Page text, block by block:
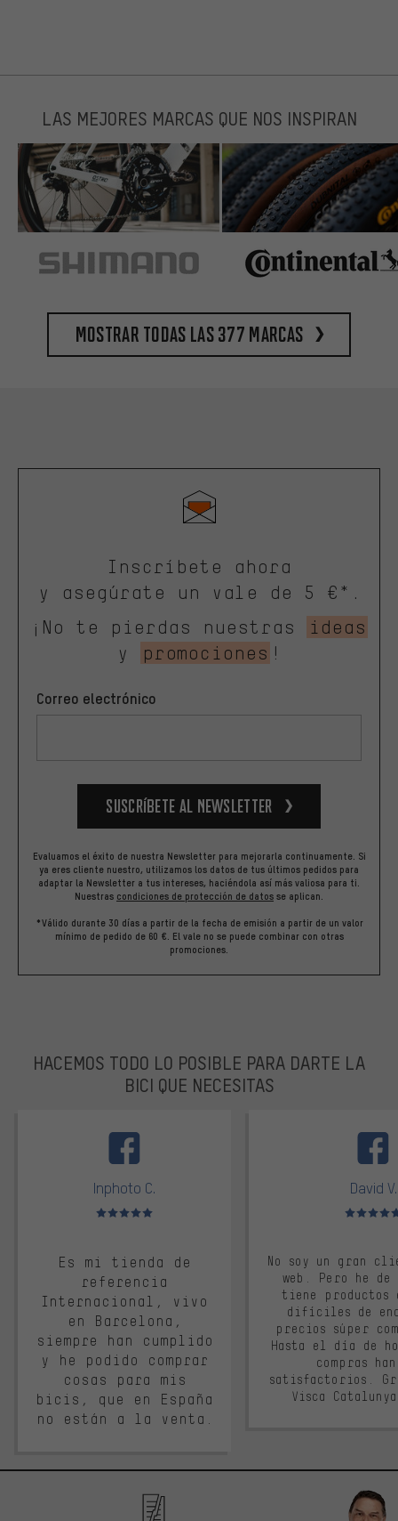
LAS MEJORES MARCAS QUE NOS INSPIRAN
Mostrar todas las 377 marcas
Inscríbete ahora
y asegúrate un vale de 5 €*.
¡No te pierdas nuestras
ideas
y
promociones !
Correo electrónico
Suscríbete al newsletter
Evaluamos el éxito de nuestra Newsletter para mejorarla continuamente. Si
ya eres cliente nuestro, utilizamos los datos de tus últimos pedidos para
adaptar la Newsletter a tus intereses, haciéndola así más valiosa para ti.
Nuestras condiciones de protección de datos se aplican.
*Válido durante 30 días a partir de la fecha de emisión a partir de un valor
mínimo de pedido de 60 €. El vale no se puede combinar con otras
promociones.
HACEMOS TODO LO POSIBLE PARA DARTE LA
BICI QUE NECESITAS
Inphoto C.
Valoración media: 5 de 5
Es mi tienda de
referencia
Internacional, vivo
en Barcelona,
siempre han cumplido
y he podido comprar
cosas para mis
bicis, que en España
no están a la venta.
David V.
Valoración
No soy un gran
web. Pero he
tiene productos
difíciles de
precios súper
Hasta el día de
compras
satisfactorios.
Visca